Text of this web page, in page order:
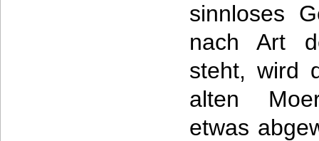
sinnloses
nach Art
steht, wird
alten
etwas